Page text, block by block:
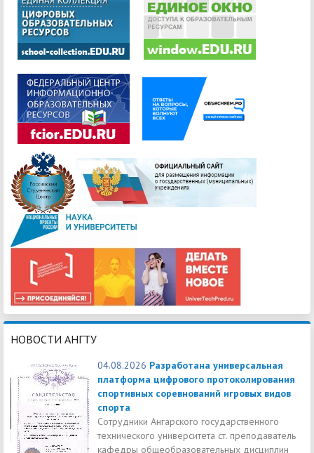
НОВОСТИ АНГТУ
04.08.2026 Разработана универсальная
платформа цифрового протоколирования
спортивных соревнований игровых видов
спорта
Сотрудники Ангарского государственного
технического университета ст. преподаватель
кафедры общеобразовательных дисциплин